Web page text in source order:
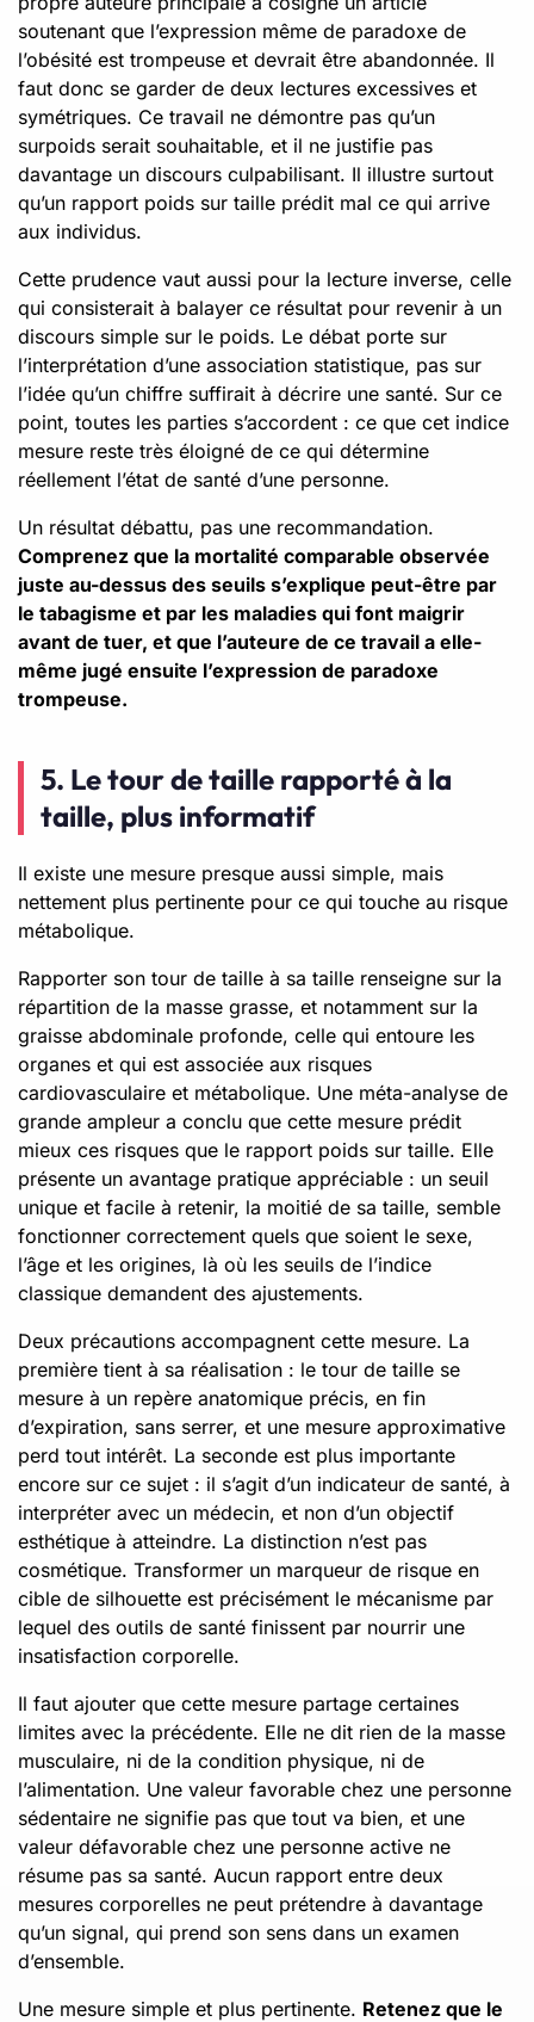
soutenant que l’expression même de paradoxe de
l’obésité est trompeuse et devrait être abandonnée. Il
faut donc se garder de deux lectures excessives et
symétriques. Ce travail ne démontre pas qu’un
surpoids serait souhaitable, et il ne justifie pas
davantage un discours culpabilisant. Il illustre surtout
qu’un rapport poids sur taille prédit mal ce qui arrive
aux individus.
Cette prudence vaut aussi pour la lecture inverse, celle
qui consisterait à balayer ce résultat pour revenir à un
discours simple sur le poids. Le débat porte sur
l’interprétation d’une association statistique, pas sur
l’idée qu’un chiffre suffirait à décrire une santé. Sur ce
point, toutes les parties s’accordent : ce que cet indice
mesure reste très éloigné de ce qui détermine
réellement l’état de santé d’une personne.
Un résultat débattu, pas une recommandation.
Comprenez que la mortalité comparable observée
juste au-dessus des seuils s’explique peut-être par
le tabagisme et par les maladies qui font maigrir
avant de tuer, et que l’auteure de ce travail a elle-
même jugé ensuite l’expression de paradoxe
trompeuse.
5. Le tour de taille rapporté à la
taille, plus informatif
Il existe une mesure presque aussi simple, mais
nettement plus pertinente pour ce qui touche au risque
métabolique.
Rapporter son tour de taille à sa taille renseigne sur la
répartition de la masse grasse, et notamment sur la
graisse abdominale profonde, celle qui entoure les
organes et qui est associée aux risques
cardiovasculaire et métabolique. Une méta-analyse de
grande ampleur a conclu que cette mesure prédit
mieux ces risques que le rapport poids sur taille. Elle
présente un avantage pratique appréciable : un seuil
unique et facile à retenir, la moitié de sa taille, semble
fonctionner correctement quels que soient le sexe,
l’âge et les origines, là où les seuils de l’indice
classique demandent des ajustements.
Deux précautions accompagnent cette mesure. La
première tient à sa réalisation : le tour de taille se
mesure à un repère anatomique précis, en fin
d’expiration, sans serrer, et une mesure approximative
perd tout intérêt. La seconde est plus importante
encore sur ce sujet : il s’agit d’un indicateur de santé, à
interpréter avec un médecin, et non d’un objectif
esthétique à atteindre. La distinction n’est pas
cosmétique. Transformer un marqueur de risque en
cible de silhouette est précisément le mécanisme par
lequel des outils de santé finissent par nourrir une
insatisfaction corporelle.
Il faut ajouter que cette mesure partage certaines
limites avec la précédente. Elle ne dit rien de la masse
musculaire, ni de la condition physique, ni de
l’alimentation. Une valeur favorable chez une personne
sédentaire ne signifie pas que tout va bien, et une
valeur défavorable chez une personne active ne
résume pas sa santé. Aucun rapport entre deux
mesures corporelles ne peut prétendre à davantage
qu’un signal, qui prend son sens dans un examen
d’ensemble.
Une mesure simple et plus pertinente. Retenez que le